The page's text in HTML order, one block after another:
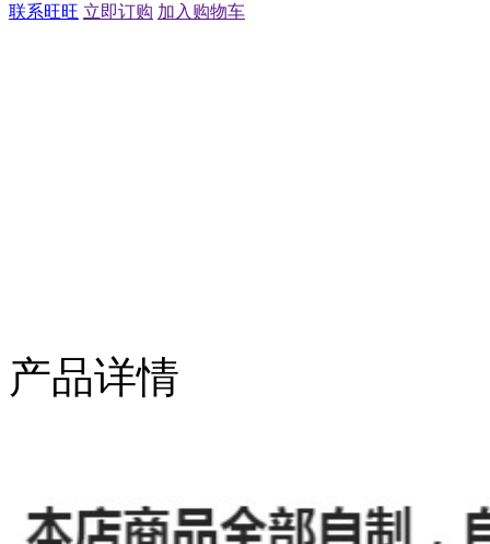
联系旺旺 立即订购 加入购物车
产品详情